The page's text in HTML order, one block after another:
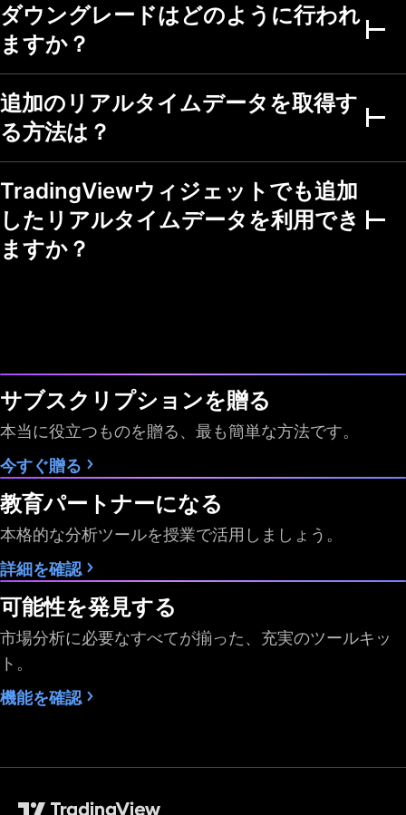
スクリーナー
株式・ETF・DEX・暗
号コインスクリーナ
ー
50カ国以上、150以
上の取引所
ル指標
複数の市場
チャートビューモー
スクリーナーの自動
1分 10秒・1分
ト
時間足 日 週 月
データ
最速データ配信
限数
ダウングレードはどのように行われ
ますか？
追加のリアルタイムデータを取得す
る方法は？
TradingViewウィジェットでも追加
したリアルタイムデータを利用でき
ますか？
サブスクリプションを贈る
本当に役立つものを贈る、最も簡単な方法です。
今すぐ贈る
教育パートナーになる
本格的な分析ツールを授業で活用しましょう。
詳細を確認
可能性を発見する
市場分析に必要なすべてが揃った、充実のツールキッ
ト。
機能を確認